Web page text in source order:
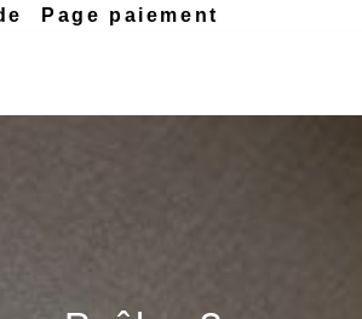
Page paiement